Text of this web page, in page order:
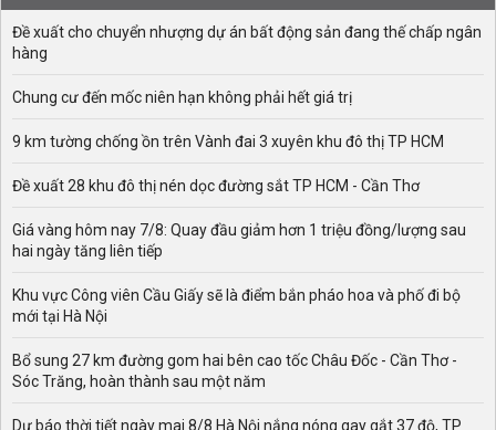
Đề xuất cho chuyển nhượng dự án bất động sản đang thế chấp ngân
hàng
Chung cư đến mốc niên hạn không phải hết giá trị
9 km tường chống ồn trên Vành đai 3 xuyên khu đô thị TP HCM
Đề xuất 28 khu đô thị nén dọc đường sắt TP HCM - Cần Thơ
Giá vàng hôm nay 7/8: Quay đầu giảm hơn 1 triệu đồng/lượng sau
hai ngày tăng liên tiếp
Khu vực Công viên Cầu Giấy sẽ là điểm bắn pháo hoa và phố đi bộ
mới tại Hà Nội
Bổ sung 27 km đường gom hai bên cao tốc Châu Đốc - Cần Thơ -
Sóc Trăng, hoàn thành sau một năm
Dự báo thời tiết ngày mai 8/8 Hà Nội nắng nóng gay gắt 37 độ, TP